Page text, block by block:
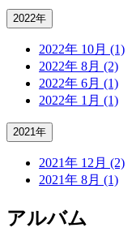
2022年
2022年 10月 (1)
2022年 8月 (2)
2022年 6月 (1)
2022年 1月 (1)
2021年
2021年 12月 (2)
2021年 8月 (1)
アルバム